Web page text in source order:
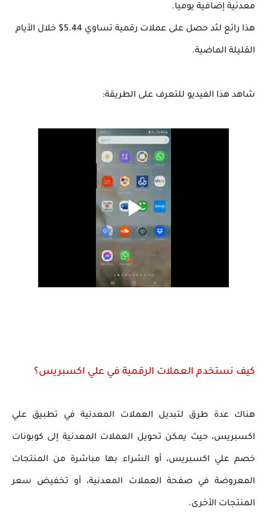
معدنية إضافية يوميا.
هذا رائع لثد حصل على عملات رقمية تساوي 5.44$ خلال الأيام
القليلة الماضية.
شاهد هذا الفيديو للتعرف على الطريقة:
كيف نستخدم العملات الرقمية في علي اكسبريس؟
هناك عدة طرق لتبديل العملات المعدنية في تطبيق علي
اكسبريس، حيث يمكن تحويل العملات المعدنية إلى كوبونات
خصم علي اكسبريس، أو الشراء بها مباشرة من المنتجات
المعروضة في صفحة العملات المعدنية، أو تخفيض سعر
المنتجات الأخرى.